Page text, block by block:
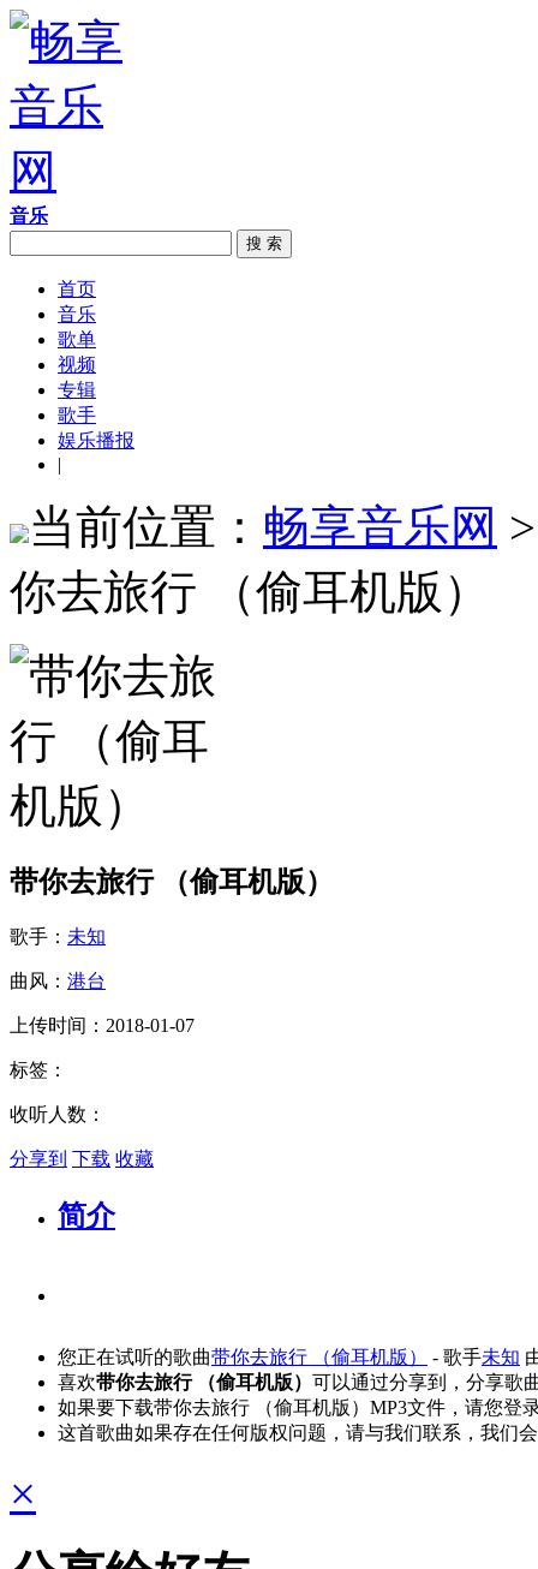
音乐
搜 索
首页
音乐
歌单
视频
专辑
歌手
娱乐播报
|
当前位置： 畅享音乐网
你去旅行 （偷耳机版）
带你去旅行 （偷耳机版）
歌手： 未知
曲风： 港台
上传时间：2018-01-07
标签：
收听人数：
分享到 下载 收藏
简介
您正在试听的歌曲带你去旅行 （偷耳机版） - 歌手未知
喜欢带你去旅行 （偷耳机版） 可以通过分享到，分享歌
如果要下载带你去旅行 （偷耳机版）MP3文件，请您登
这首歌曲如果存在任何版权问题，请与我们联系，我们
×